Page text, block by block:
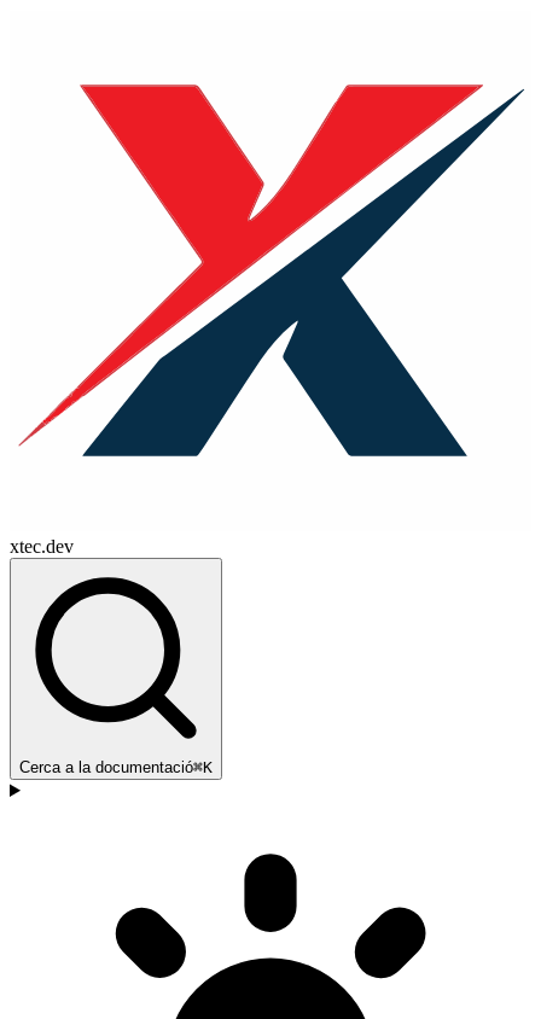
xtec.dev
Cerca a la documentació⌘K